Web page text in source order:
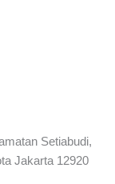
Setiabudi,
Jakarta 12920